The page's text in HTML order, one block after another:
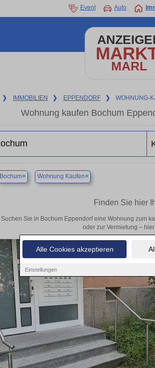
Alle Cookies akzeptieren
Einstellungen
Event Auto
MARL
❯ IMMOBILIEN ❯ EPPENDORF ❯ WOHNUNG-
Wohnung kaufen Bochum
Bochum× Wohnung Kaufen×
Finden Sie hier
Suchen Sie in Bochum Eppendorf eine Wohnung zum
oder zur Vermietung –